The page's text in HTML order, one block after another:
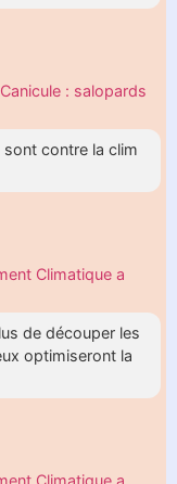
: salopards
contre la clim
Climatique a
de découper les
optimiseront la